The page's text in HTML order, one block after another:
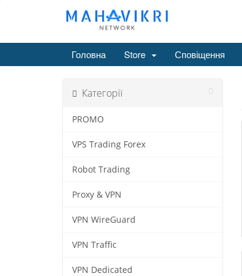
Головна Store Сповіщення
Категорії
PROMO
VPS Trading Forex
Robot Trading
Proxy & VPN
VPN WireGuard
VPN Traffic
VPN Dedicated